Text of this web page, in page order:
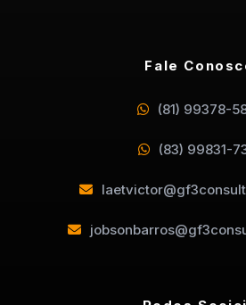
Fale
(81) 99378-
(83) 99831-